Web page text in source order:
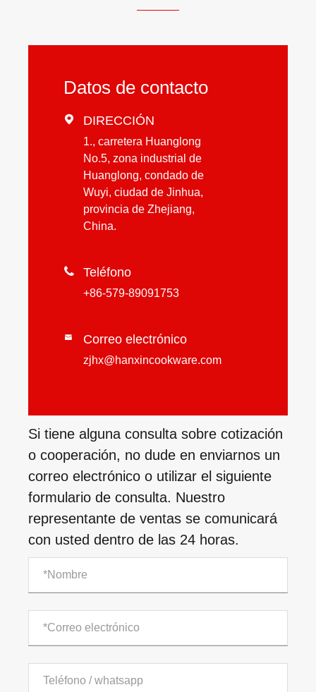
Datos de contacto
 DIRECCIÓN
1., carretera Huanglong
No.5, zona industrial de
Huanglong, condado de
Wuyi, ciudad de Jinhua,
provincia de Zhejiang,
China.
 Teléfono
+86-579-89091753
 Correo electrónico
zjhx@hanxincookware.com
Si tiene alguna consulta sobre cotización
o cooperación, no dude en enviarnos un
correo electrónico o utilizar el siguiente
formulario de consulta. Nuestro
representante de ventas se comunicará
con usted dentro de las 24 horas.